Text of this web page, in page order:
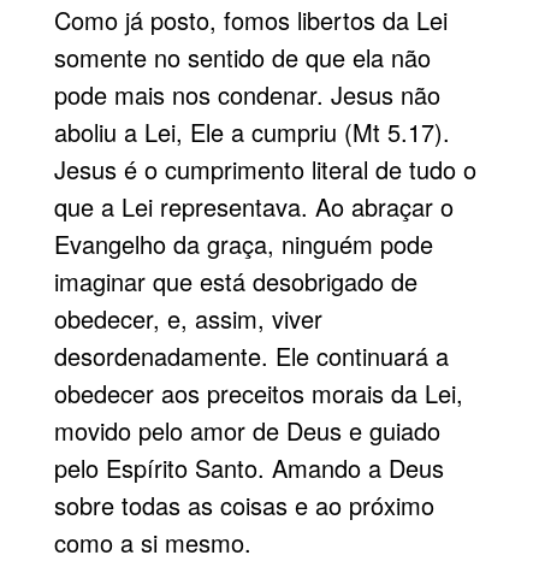
Como já posto, fomos libertos da Lei
somente no sentido de que ela não
pode mais nos condenar. Jesus não
aboliu a Lei, Ele a cumpriu (Mt 5.17).
Jesus é o cumprimento literal de tudo o
que a Lei representava. Ao abraçar o
Evangelho da graça, ninguém pode
imaginar que está desobrigado de
obedecer, e, assim, viver
desordenadamente. Ele continuará a
obedecer aos preceitos morais da Lei,
movido pelo amor de Deus e guiado
pelo Espírito Santo. Amando a Deus
sobre todas as coisas e ao próximo
como a si mesmo.